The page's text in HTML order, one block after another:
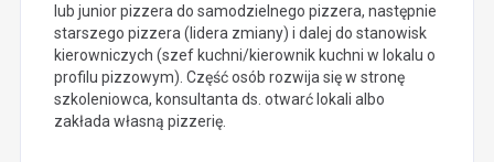
lub junior pizzera do samodzielnego pizzera, następnie
starszego pizzera (lidera zmiany) i dalej do stanowisk
kierowniczych (szef kuchni/kierownik kuchni w lokalu o
profilu pizzowym). Część osób rozwija się w stronę
szkoleniowca, konsultanta ds. otwarć lokali albo
zakłada własną pizzerię.